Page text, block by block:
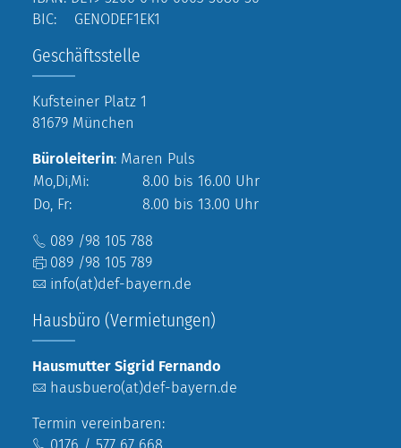
BIC: GENODEF1EK1
Geschäftsstelle
Kufsteiner Platz 1
81679 München
Büroleiterin: Maren Puls
Mo,Di,Mi:
8.00 bis 16.00 Uhr
Do, Fr:
8.00 bis 13.00 Uhr
089 /98 105 788
089 /98 105 789
info(at)def-bayern.de
Hausbüro (Vermietungen)
Hausmutter Sigrid Fernando
hausbuero(at)def-bayern.de
Termin vereinbaren: